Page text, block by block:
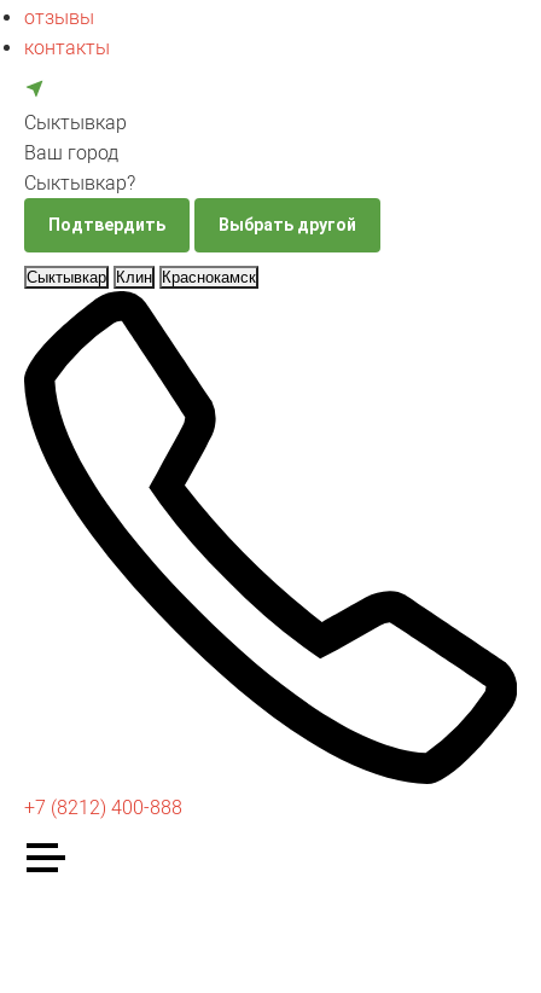
отзывы
контакты
Сыктывкар
Ваш город
Сыктывкар?
Подтвердить Выбрать другой
Сыктывкар Клин Краснокамск
+7 (8212) 400-888